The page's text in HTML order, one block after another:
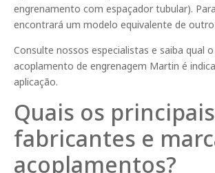
engrenamento com espaçador tubular).
encontrará um modelo equivalente de
Consulte nossos especialistas e saiba qual
acoplamento de engrenagem Martin é
aplicação.
Quais os principais
fabricantes e
acoplamentos?